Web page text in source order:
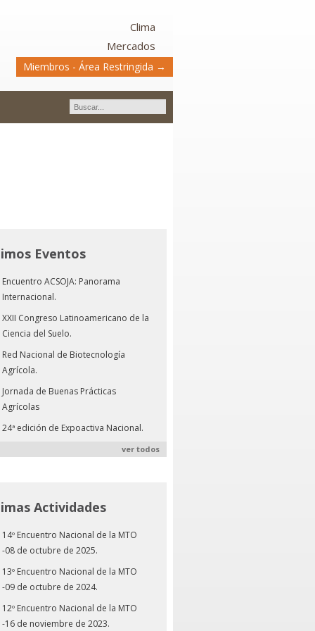
Clima
Mercados
Miembros - Área Restringida →
Eventos
Encuentro ACSOJA: Panorama
Internacional.
XXII Congreso Latinoamericano de la
Ciencia del Suelo.
Red Nacional de Biotecnología
Agrícola.
Jornada de Buenas Prácticas
Agrícolas
24ª edición de Expoactiva Nacional.
ver todos
Actividades
14º Encuentro Nacional de la MTO
-08 de octubre de 2025.
13º Encuentro Nacional de la MTO
-09 de octubre de 2024.
12º Encuentro Nacional de la MTO
-16 de noviembre de 2023.